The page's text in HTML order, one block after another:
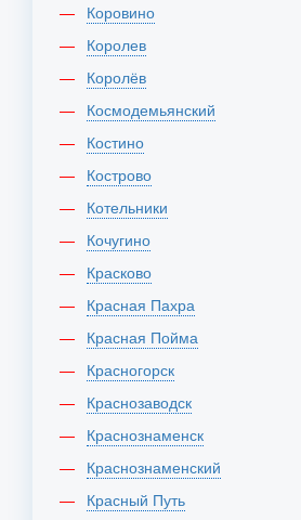
Коровино
Королев
Королёв
Космодемьянский
Костино
Кострово
Котельники
Кочугино
Красково
Красная Пахра
Красная Пойма
Красногорск
Краснозаводск
Краснознаменск
Краснознаменский
Красный Путь